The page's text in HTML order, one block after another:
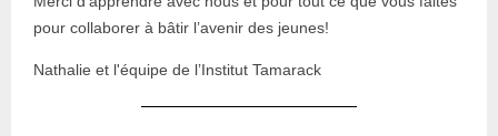
pour collaborer à bâtir l’avenir des jeunes!
Nathalie et l'équipe de l’Institut Tamarack